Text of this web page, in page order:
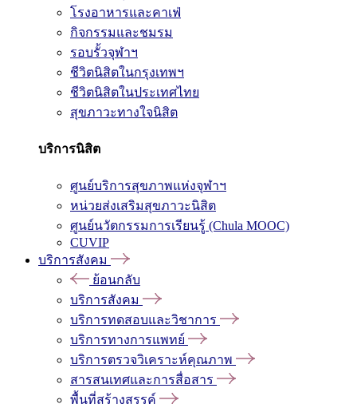
โรงอาหารและคาเฟ่
กิจกรรมและชมรม
รอบรั้วจุฬาฯ
ชีวิตนิสิตในกรุงเทพฯ
ชีวิตนิสิตในประเทศไทย
สุขภาวะทางใจนิสิต
บริการนิสิต
ศูนย์บริการสุขภาพแห่งจุฬาฯ
หน่วยส่งเสริมสุขภาวะนิสิต
ศูนย์นวัตกรรมการเรียนรู้ (Chula MOOC)
CUVIP
บริการสังคม
ย้อนกลับ
บริการสังคม
บริการทดสอบและวิชาการ
บริการทางการแพทย์
บริการตรวจวิเคราะห์คุณภาพ
สารสนเทศและการสื่อสาร
พื้นที่สร้างสรรค์